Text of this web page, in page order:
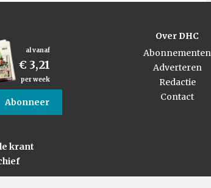
al vanaf
€ 3,21
per week
Abonneer
krant
Over DHC
Abonnementen
Adverteren
Redactie
Contact